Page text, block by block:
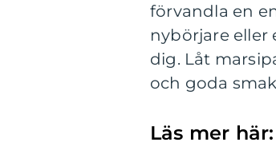
förvandla en
nybörjare
dig. Låt
och goda
Läs mer här: